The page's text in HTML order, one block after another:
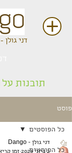
דני גולן
תובנות
פוסט
כל הפוסטים
כל הפוסטים
דני גולן - Dango